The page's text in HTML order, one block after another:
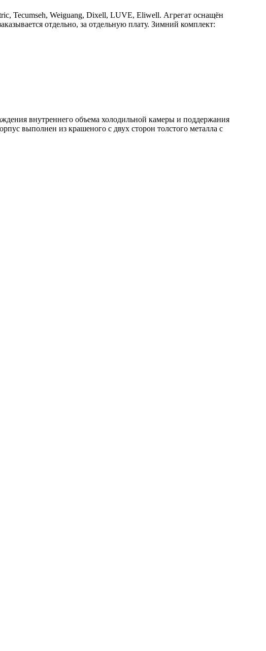
Tecumseh, Weiguang, Dixell, LUVE, Eliwell. Агрегат оснащён
отдельно, за отдельную плату. Зимний комплект:
внутреннего объема холодильной камеры и поддержания
выполнен из крашеного с двух сторон толстого металла с